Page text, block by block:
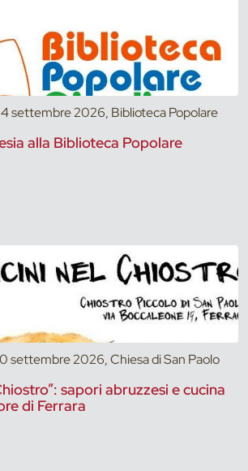
settembre 2026, Biblioteca Popolare
alla Biblioteca Popolare
settembre 2026, Chiesa di San Paolo
sapori abruzzesi e cucina
di Ferrara